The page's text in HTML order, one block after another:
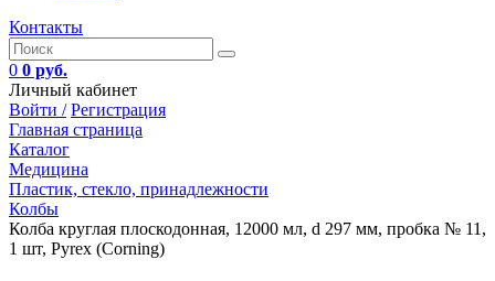
Контакты
0 0 руб.
Личный кабинет
Войти / Регистрация
Главная страница
Каталог
Медицина
Пластик, стекло, принадлежности
Колбы
Колба круглая плоскодонная, 12000 мл, d 297 мм, пробка № 11,
1 шт, Pyrex (Corning)